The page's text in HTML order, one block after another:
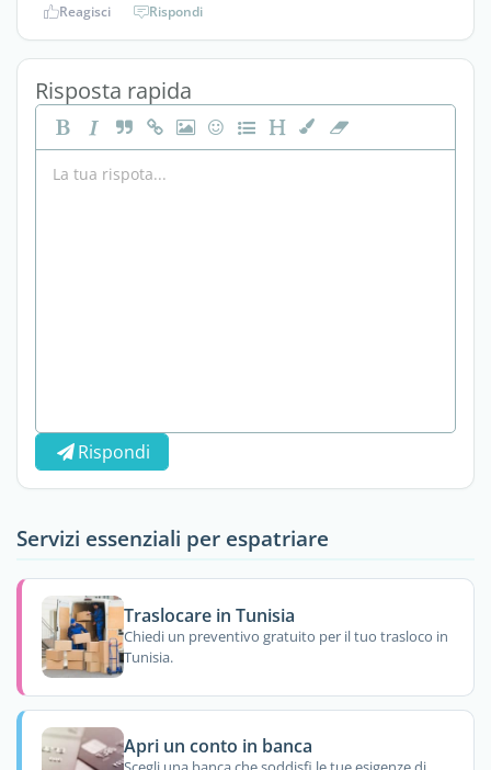
Reagisci Rispondi
Risposta rapida
Rispondi
Servizi essenziali per espatriare
Traslocare in Tunisia
Chiedi un preventivo gratuito per il tuo trasloco in
Tunisia.
Apri un conto in banca